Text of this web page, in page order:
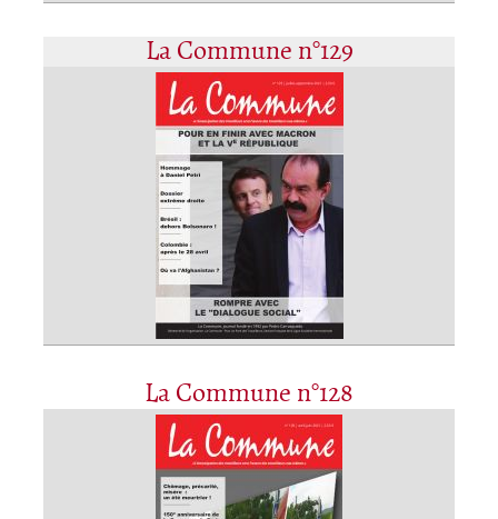
La Commune n°129
La Commune n°128